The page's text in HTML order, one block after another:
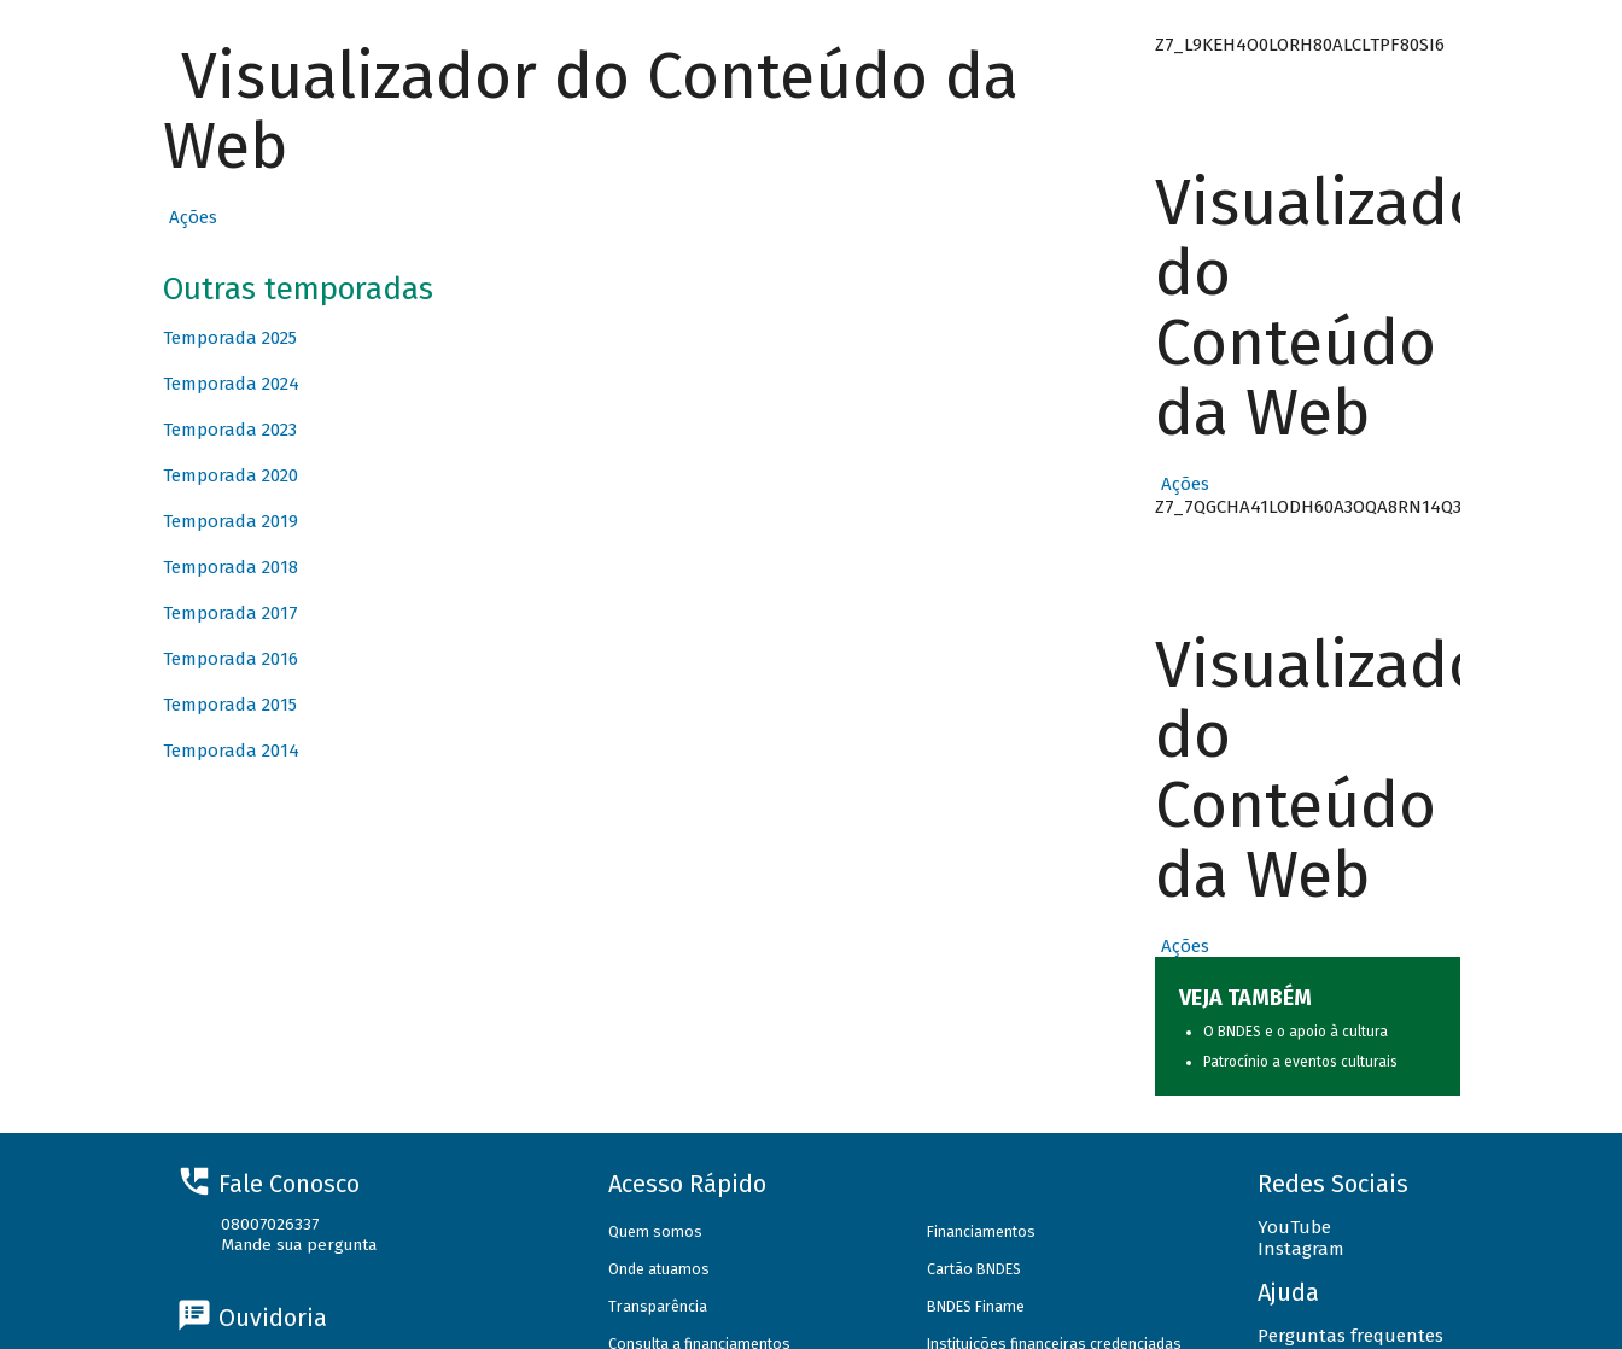
Visualizador do Conteúdo da
Web
Ações
Outras temporadas
Temporada 2025
Temporada 2024
Temporada 2023
Temporada 2020
Temporada 2019
Temporada 2018
Temporada 2017
Temporada 2016
Temporada 2015
Temporada 2014
Z7_L9KEH4O0LORH80ALCLTPF80SI6
Visualizador
do
Conteúdo
da Web
Ações
Z7_7QGCHA41LODH60A3OQA8RN14Q3
Visualizador
do
Conteúdo
da Web
Ações
VEJA TAMBÉM
O BNDES e o apoio à cultura
Patrocínio a eventos culturais
Fale Conosco
08007026337
Mande sua pergunta
Ouvidoria
Acesso Rápido
Quem somos
Onde atuamos
Transparência
Consulta a financiamentos
Financiamentos
Cartão BNDES
BNDES Finame
Instituições financeiras credenciadas
Redes Sociais
YouTube
Instagram
Ajuda
Perguntas frequentes